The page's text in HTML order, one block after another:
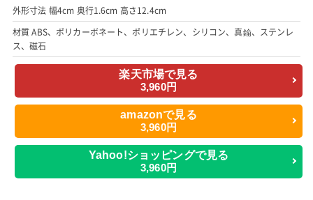
外形寸法 幅4cm 奥行1.6cm 高さ12.4cm
材質 ABS、ポリカーボネート、ポリエチレン、シリコン、真鍮、ステンレ
ス、磁石
楽天市場で見る
3,960円
amazonで見る
3,960円
Yahoo!ショッピングで見る
3,960円